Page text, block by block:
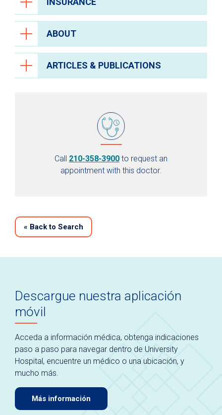
ABOUT
ARTICLES & PUBLICATIONS
Call 210-358-3900 to request an
appointment with this doctor.
« Back to Search
Descargue nuestra aplicación
móvil
Acceda a información médica, obtenga indicaciones
paso a paso para navegar dentro de University
Hospital, encuentre un médico o una ubicación, y
mucho más.
Más información